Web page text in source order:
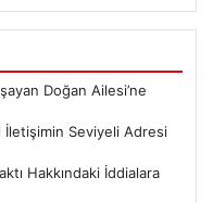
Doğan Ailesi’ne
Seviyeli Adresi
Hakkındaki İddialara